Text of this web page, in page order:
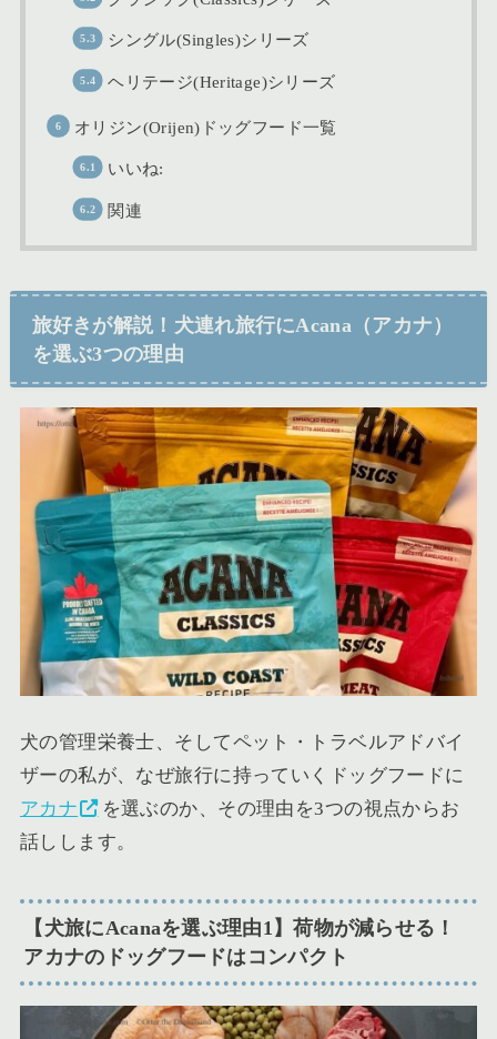
シングル(Singles)シリーズ
ヘリテージ(Heritage)シリーズ
オリジン(Orijen)ドッグフード一覧
いいね:
関連
旅好きが解説！犬連れ旅行にAcana（アカナ）
を選ぶ3つの理由
犬の管理栄養士、そしてペット・トラベルアドバイ
ザーの私が、なぜ旅行に持っていくドッグフードに
アカナ
を選ぶのか、その理由を3つの視点からお
話しします。
【犬旅にAcanaを選ぶ理由1】荷物が減らせる！
アカナのドッグフードはコンパクト